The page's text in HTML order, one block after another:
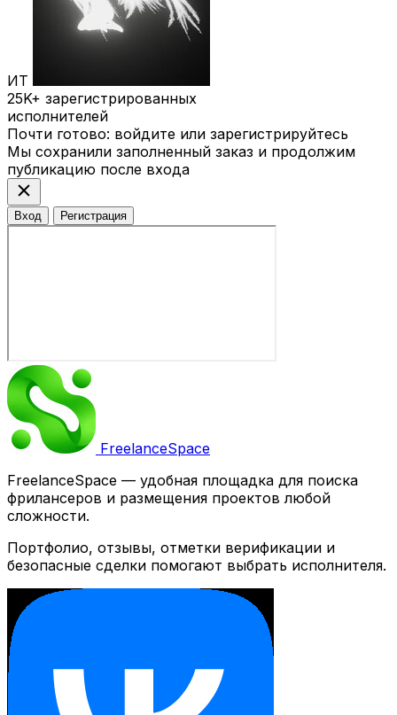
ИТ
25K+ зарегистрированных
исполнителей
Почти готово: войдите или зарегистрируйтесь
Мы сохранили заполненный заказ и продолжим
публикацию после входа
close
Вход Регистрация
FreelanceSpace
FreelanceSpace — удобная площадка для поиска
фрилансеров и размещения проектов любой
сложности.
Портфолио, отзывы, отметки верификации и
безопасные сделки помогают выбрать исполнителя.